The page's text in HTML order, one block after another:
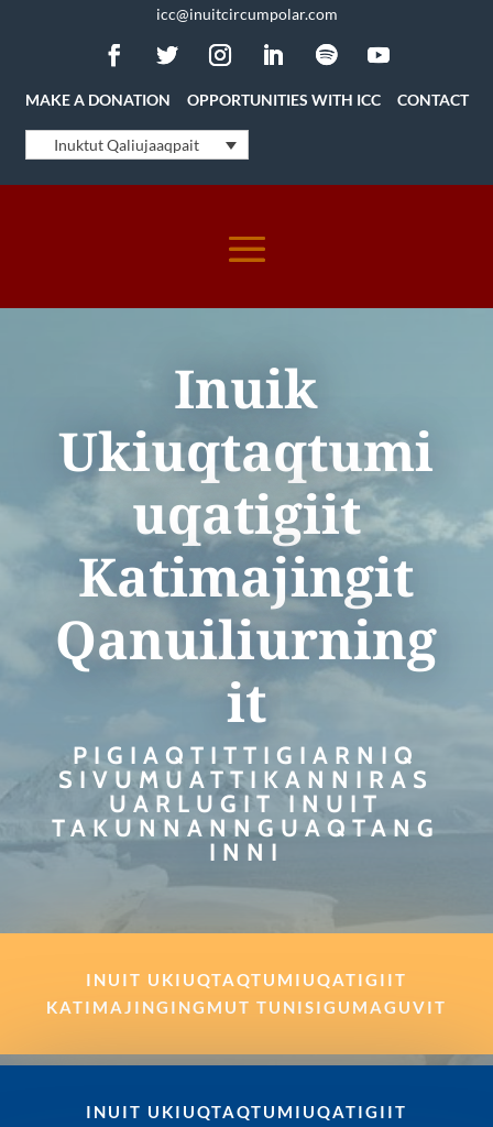
icc@inuitcircumpolar.com
MAKE A DONATION OPPORTUNITIES WITH ICC CONTACT
Inuktut Qaliujaaqpait
Inuik
Ukiuqtaqtumi
uqatigiit
Katimajingit
Qanuiliurning
it
PIGIAQTITTIGIARNIQ
SIVUMUATTIKANNIRAS
UARLUGIT INUIT
TAKUNNANNGUAQTANG
INNI
INUIT UKIUQTAQTUMIUQATIGIIT
KATIMAJINGINGMUT TUNISIGUMAGUVIT
INUIT UKIUQTAQTUMIUQATIGIIT